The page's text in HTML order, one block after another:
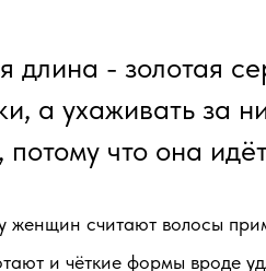
длина - золотая
а ухаживать за
потому что она
женщин считают волосы
и чёткие формы вроде